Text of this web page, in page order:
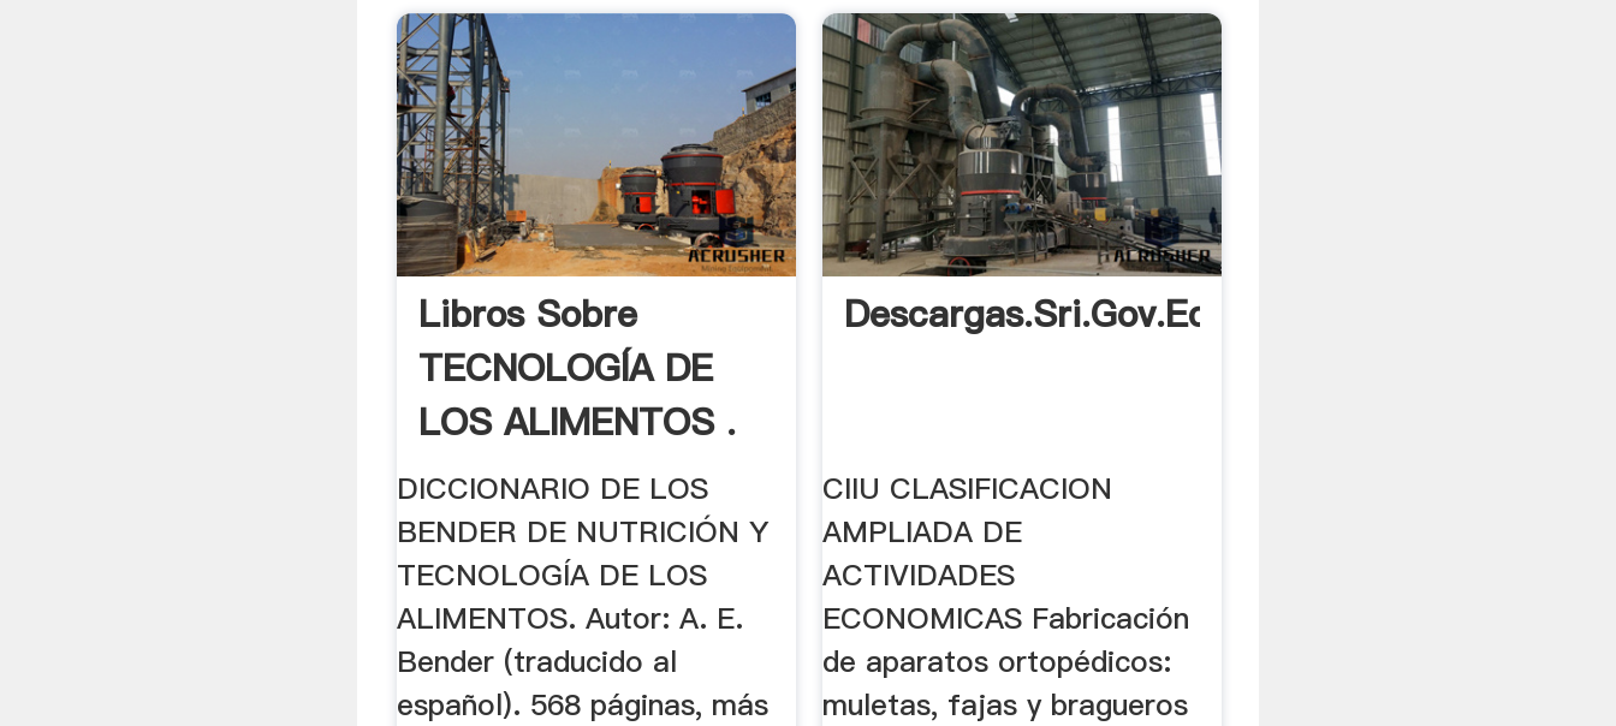
Libros Sobre
TECNOLOGÍA DE
LOS ALIMENTOS .
DICCIONARIO DE LOS
BENDER DE NUTRICIÓN Y
TECNOLOGÍA DE LOS
ALIMENTOS. Autor: A. E.
Bender (traducido al
español). 568 páginas, más
Descargas.sri.gov.ec
CIIU CLASIFICACION
AMPLIADA DE
ACTIVIDADES
ECONOMICAS Fabricación
de aparatos ortopédicos:
muletas, fajas y bragueros